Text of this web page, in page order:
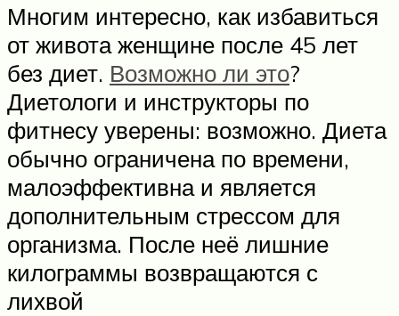
Многим интересно, как избавиться
от живота женщине после 45 лет
без диет. Возможно ли это?
Диетологи и инструкторы по
фитнесу уверены: возможно. Диета
обычно ограничена по времени,
малоэффективна и является
дополнительным стрессом для
организма. После неё лишние
килограммы возвращаются с
лихвой